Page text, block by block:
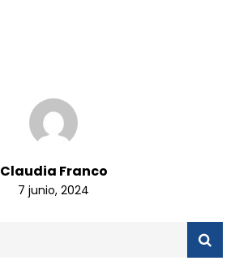
Claudia Franco
7 junio, 2024